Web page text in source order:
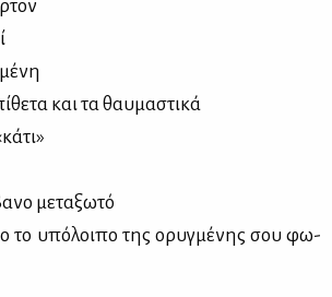
και τα θαυ­μα­στι­κά
με­τα­ξω­τό
το υπό­λοι­πο της ορυγ­μέ­νης σου φω­